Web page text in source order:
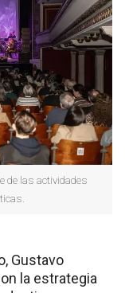
de las actividades
Gustavo
la estrategia